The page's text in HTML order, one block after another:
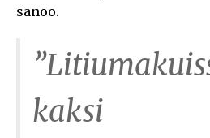
sanoo.
kaksi